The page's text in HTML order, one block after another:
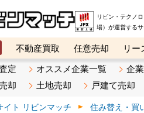
リビン・テクノ
場）が運営する
不動産買取 任意売却 リー
ベスト不動産カンパニー オ
定 オススメ企業一覧 企
却
土地売却 戸建て売却
イト リビンマッチ 住み替え・買